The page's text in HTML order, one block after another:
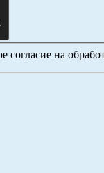
согласие на